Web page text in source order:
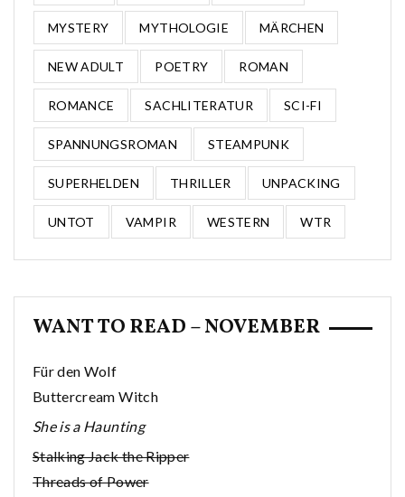
MYSTERY MYTHOLOGIE MÄRCHEN
NEW ADULT POETRY ROMAN
ROMANCE SACHLITERATUR SCI-FI
SPANNUNGSROMAN STEAMPUNK
SUPERHELDEN THRILLER UNPACKING
UNTOT VAMPIR WESTERN WTR
WANT TO READ – NOVEMBER
Für den Wolf
Buttercream Witch
She is a Haunting
Stalking Jack the Ripper
Threads of Power